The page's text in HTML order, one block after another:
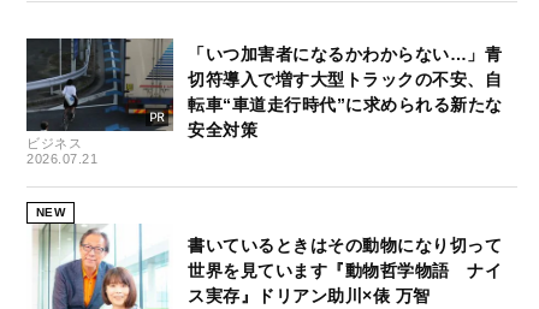
ビジネス
2026.07.21
「いつ加害者になるかわからない…」青
切符導入で増す大型トラックの不安、自
転車“車道走行時代”に求められる新たな
安全対策
NEW
書いているときはその動物になり切って
世界を見ています『動物哲学物語 ナイ
ス実存』ドリアン助川×俵 万智